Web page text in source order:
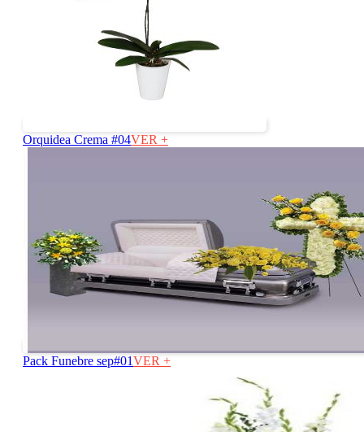
Orquidea Crema #04VER +
Pack Funebre sep#01VER +